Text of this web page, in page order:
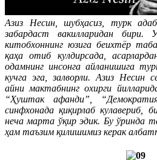
Азиз Несин, шубҳасиз, турк
забардаст вакилларидан бири.
китобхоннинг юзига беихтёр
қаҳа отиб кулдирсада,
одамнинг инсонга айланишига
кучга эга, залворли. Азиз Несин
айни мактабнинг охирги
“Ҳуштак афанди”,
синфхонада қиқирлаб кулавериб,
неча марта ўқир эдик. Бу ўринда
ҳам таъзим қилишимиз керак